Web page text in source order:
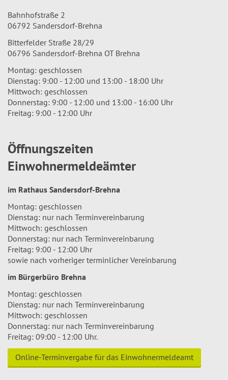
Bahnhofstraße 2
06792 Sandersdorf-Brehna
Bitterfelder Straße 28/29
06796 Sandersdorf-Brehna OT Brehna
Montag: geschlossen
Dienstag: 9:00 - 12:00 und 13:00 - 18:00 Uhr
Mittwoch: geschlossen
Donnerstag: 9:00 - 12:00 und 13:00 - 16:00 Uhr
Freitag: 9:00 - 12:00 Uhr
Öffnungszeiten
Einwohnermeldeämter
im Rathaus Sandersdorf-Brehna
Montag: geschlossen
Dienstag: nur nach Terminvereinbarung
Mittwoch: geschlossen
Donnerstag: nur nach Terminvereinbarung
Freitag: 9:00 - 12:00 Uhr
sowie nach vorheriger terminlicher Vereinbarung
im Bürgerbüro Brehna
Montag: geschlossen
Dienstag: nur nach Terminvereinbarung
Mittwoch: geschlossen
Donnerstag: nur nach Terminvereinbarung
Freitag: 09:00 - 12:00 Uhr.
Online-Terminvergabe für das Einwohnermeldeamt